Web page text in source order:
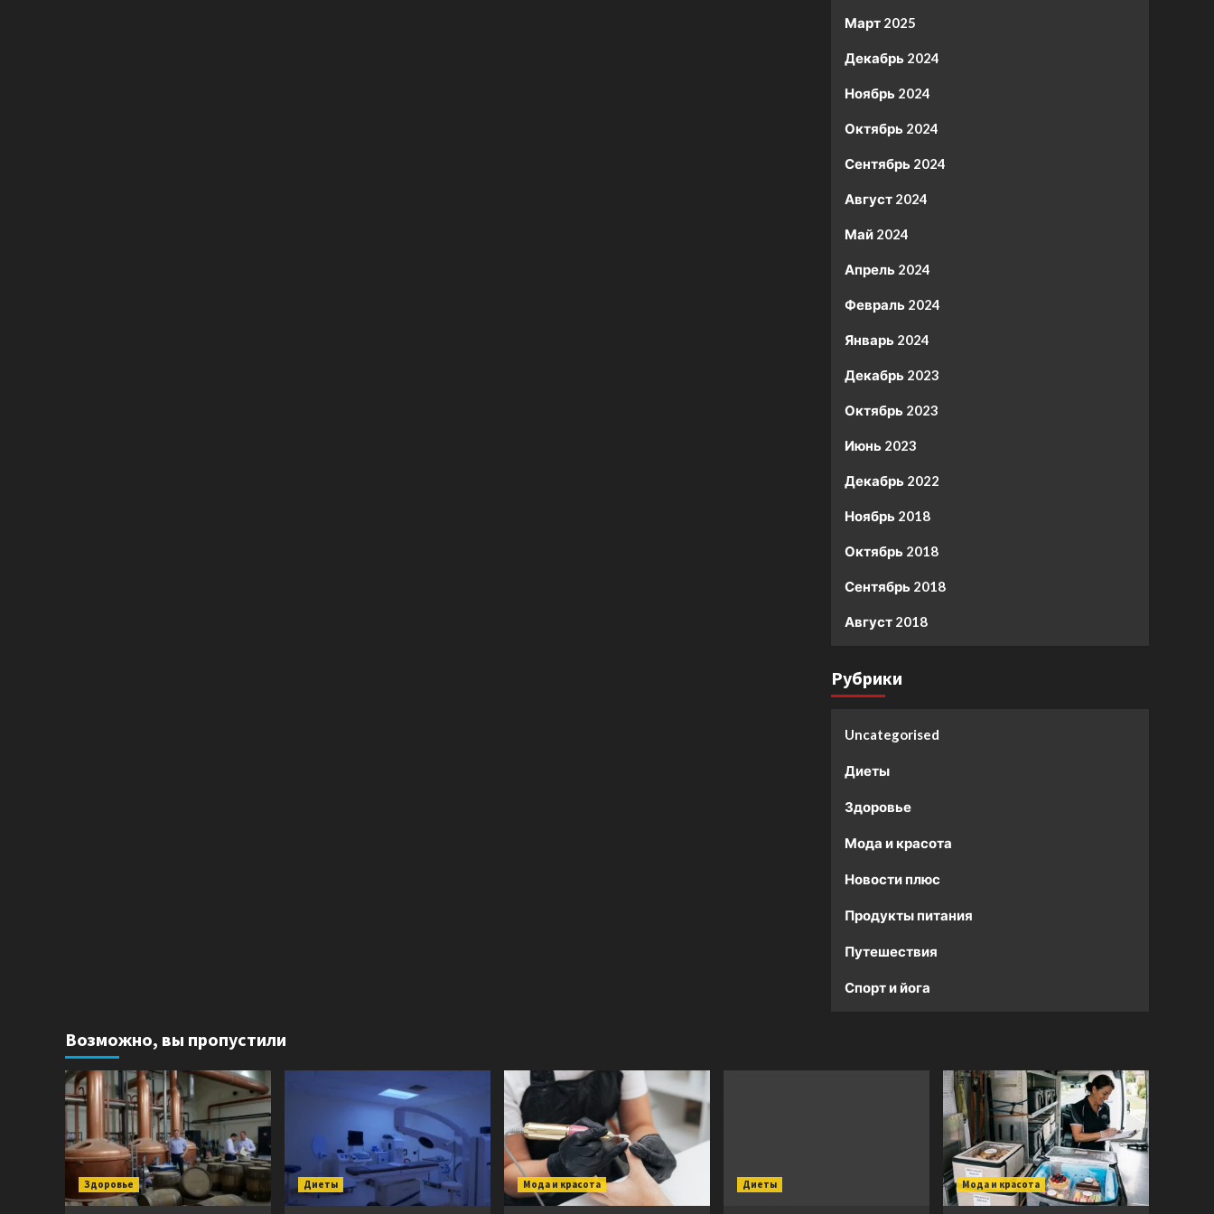
Март 2025
Декабрь 2024
Ноябрь 2024
Октябрь 2024
Сентябрь 2024
Август 2024
Май 2024
Апрель 2024
Февраль 2024
Январь 2024
Декабрь 2023
Октябрь 2023
Июнь 2023
Декабрь 2022
Ноябрь 2018
Октябрь 2018
Сентябрь 2018
Август 2018
Рубрики
Uncategorised
Диеты
Здоровье
Мода и красота
Новости плюс
Продукты питания
Путешествия
Спорт и йога
Возможно, вы пропустили
Здоровье Диеты Мода и красота Диеты Мода и красота